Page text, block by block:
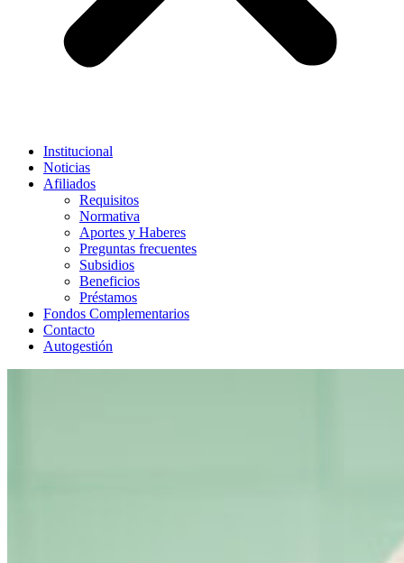
Institucional
Noticias
Afiliados
Requisitos
Normativa
Aportes y Haberes
Preguntas frecuentes
Subsidios
Beneficios
Préstamos
Fondos Complementarios
Contacto
Autogestión